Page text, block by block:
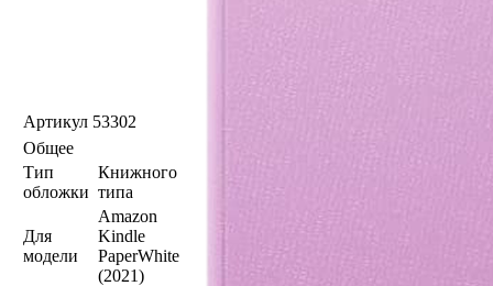
Артикул 53302
Общее
Тип
обложки
Книжного
типа
Для
модели
Amazon
Kindle
PaperWhite
(2021)